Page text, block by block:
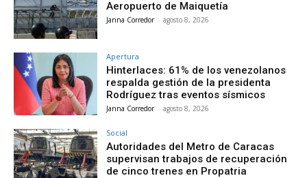
Aeropuerto de Maiquetía
Janna Corredor - agosto 8, 2026
Apertura
Hinterlaces: 61% de los venezolanos
respalda gestión de la presidenta
Rodríguez tras eventos sísmicos
Janna Corredor - agosto 8, 2026
Social
Autoridades del Metro de Caracas
supervisan trabajos de recuperación
de cinco trenes en Propatria